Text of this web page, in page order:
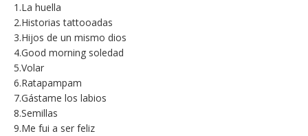
1.La huella
2.Historias tattooadas
3.Hijos de un mismo dios
4.Good morning soledad
5.Volar
6.Ratapampam
7.Gástame los labios
8.Semillas
9.Me fui a ser feliz